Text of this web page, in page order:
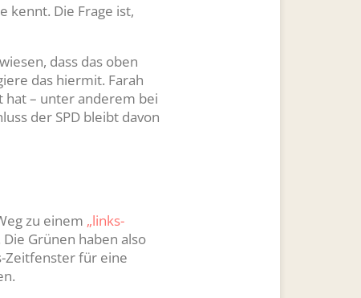
kennt. Die Frage ist,
dass das oben
das hiermit. Farah
hat – unter anderem bei
der SPD bleibt davon
zu einem „links-
Grünen haben also
Zeitfenster für eine